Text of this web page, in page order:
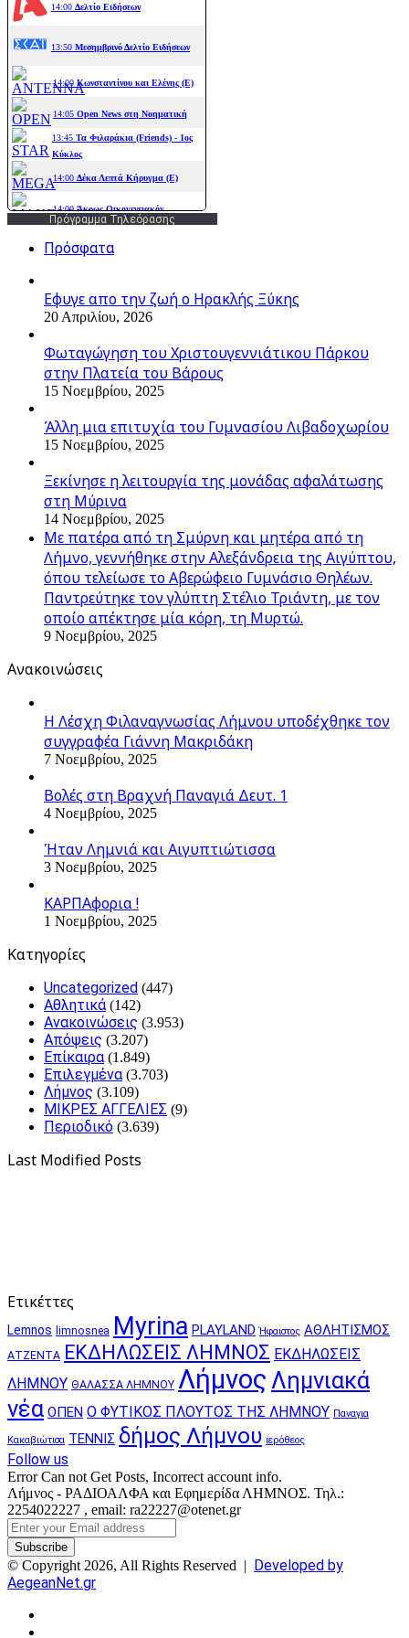
Πρόγραμμα Τηλεόρασης
Πρόσφατα
Εφυγε απο την ζωή o Ηρακλής Ξύκης
20 Απριλίου, 2026
Φωταγώγηση του Χριστουγεννιάτικου Πάρκου
στην Πλατεία του Βάρους
15 Νοεμβρίου, 2025
Άλλη μια επιτυχία του Γυμνασίου Λιβαδοχωρίου
15 Νοεμβρίου, 2025
Ξεκίνησε η λειτουργία της μονάδας αφαλάτωσης
στη Μύρινα
14 Νοεμβρίου, 2025
Με πατέρα από τη Σμύρνη και μητέρα από τη
Λήμνο, γεννήθηκε στην Αλεξάνδρεια της Αιγύπτου,
όπου τελείωσε το Αβερώφειο Γυμνάσιο Θηλέων.
Παντρεύτηκε τον γλύπτη Στέλιο Τριάντη, με τον
οποίο απέκτησε μία κόρη, τη Μυρτώ.
9 Νοεμβρίου, 2025
Ανακοινώσεις
Η Λέσχη Φιλαναγνωσίας Λήμνου υποδέχθηκε τον
συγγραφέα Γιάννη Μακριδάκη
7 Νοεμβρίου, 2025
Βολές στη Βραχνή Παναγιά Δευτ. 1
4 Νοεμβρίου, 2025
Ήταν Λημνιά και Αιγυπτιώτισσα
3 Νοεμβρίου, 2025
ΚΑΡΠΑφορια !
1 Νοεμβρίου, 2025
Kατηγορίες
Uncategorized (447)
Αθλητικά (142)
Ανακοινώσεις (3.953)
Απόψεις (3.207)
Επίκαιρα (1.849)
Επιλεγμένα (3.703)
Λήμνος (3.109)
ΜΙΚΡΕΣ ΑΓΓΕΛΙΕΣ (9)
Περιοδικό (3.639)
Last Modified Posts
Ετικέττες
Lemnos limnosnea Myrina PLAYLAND Ήφαιστος ΑΘΛΗΤΙΣΜΟΣ
ΑΤΖΕΝΤΑ ΕΚΔΗΛΩΣΕΙΣ ΛΗΜΝΟΣ ΕΚΔΗΛΩΣΕΙΣ
ΛΗΜΝΟΥ ΘΑΛΑΣΣΑ ΛΗΜΝΟΥ Λήμνος Λημνιακά
νέα ΟΠΕΝ Ο ΦΥΤΙΚΟΣ ΠΛΟΥΤΟΣ ΤΗΣ ΛΗΜΝΟΥ Παναγια
Κακαβιώτισα ΤΕΝΝΙΣ δήμος Λήμνου ιερόθεος
Follow us
Error Can not Get Posts, Incorrect account info.
Λήμνος - ΡΑΔΙΟΑΛΦΑ και Εφημερίδα ΛΗΜΝΟΣ. Τηλ.:
2254022227 , email: ra22227@otenet.gr
Enter
your
Email
address
© Copyright 2026, All Rights Reserved | Developed by
AegeanNet.gr